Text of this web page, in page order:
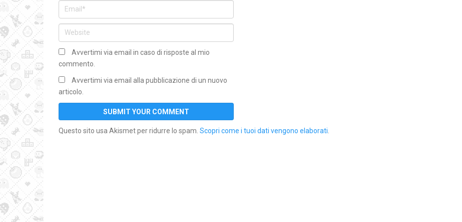
Avvertimi via email in caso di risposte al mio
commento.
Avvertimi via email alla pubblicazione di un nuovo
articolo.
Questo sito usa Akismet per ridurre lo spam. Scopri come i tuoi dati vengono elaborati